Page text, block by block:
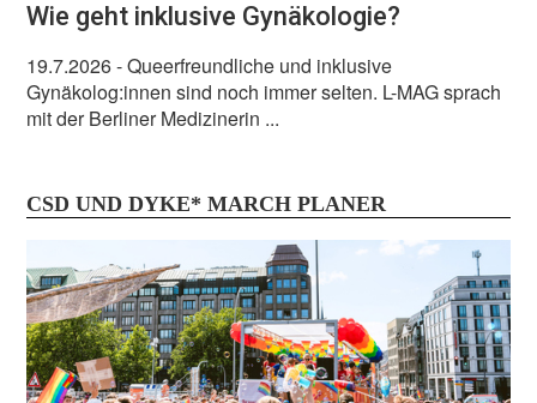
Wie geht inklusive Gynäkologie?
19.7.2026- Queerfreundliche und inklusive
Gynäkolog:innen sind noch immer selten. L-MAG sprach
mit der Berliner Medizinerin ...
CSD UND DYKE* MARCH PLANER